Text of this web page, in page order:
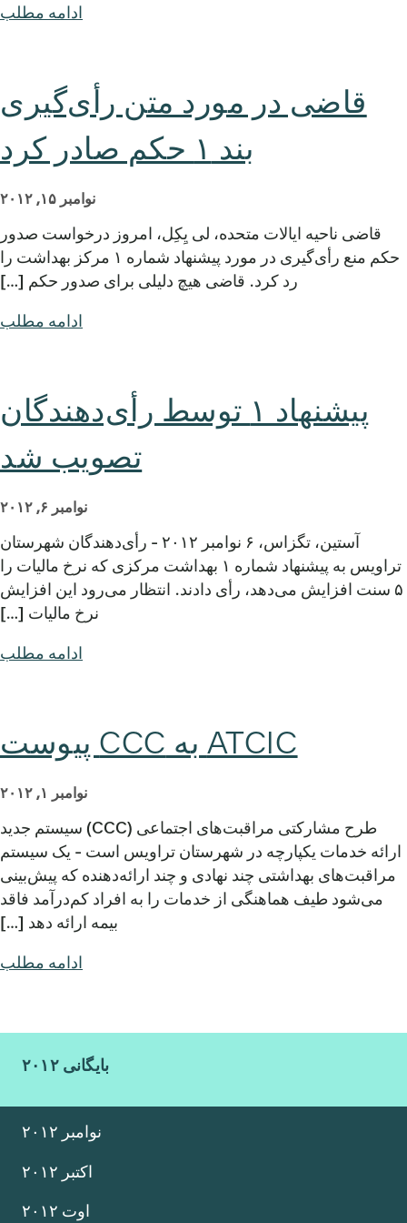
ادامه مطلب
قاضی در مورد متن رأی‌گیری
بند ۱ حکم صادر کرد
نوامبر ۱۵, ۲۰۱۲
قاضی ناحیه ایالات متحده، لی یِکِل، امروز درخواست صدور
حکم منع رأی‌گیری در مورد پیشنهاد شماره ۱ مرکز بهداشت را
رد کرد. قاضی هیچ دلیلی برای صدور حکم […]
ادامه مطلب
پیشنهاد ۱ توسط رأی‌دهندگان
تصویب شد
نوامبر ۶, ۲۰۱۲
آستین، تگزاس، ۶ نوامبر ۲۰۱۲ - رأی‌دهندگان شهرستان
تراویس به پیشنهاد شماره ۱ بهداشت مرکزی که نرخ مالیات را
۵ سنت افزایش می‌دهد، رأی دادند. انتظار می‌رود این افزایش
نرخ مالیات […]
ادامه مطلب
ATCIC به CCC پیوست
نوامبر ۱, ۲۰۱۲
طرح مشارکتی مراقبت‌های اجتماعی (CCC) سیستم جدید
ارائه خدمات یکپارچه در شهرستان تراویس است - یک سیستم
مراقبت‌های بهداشتی چند نهادی و چند ارائه‌دهنده که پیش‌بینی
می‌شود طیف هماهنگی از خدمات را به افراد کم‌درآمد فاقد
بیمه ارائه دهد […]
ادامه مطلب
بایگانی ۲۰۱۲
نوامبر ۲۰۱۲
اکتبر ۲۰۱۲
اوت ۲۰۱۲